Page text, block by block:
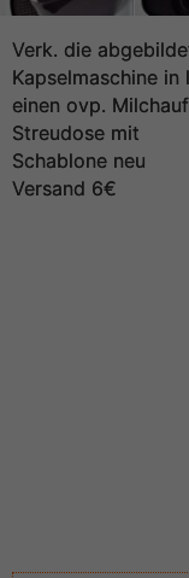
Verk. die
Kapselmaschine
einen ovp.
Streudose mit
Schablone neu
Versand 6€